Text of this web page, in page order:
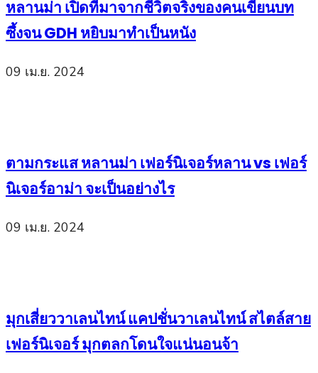
หลานม่า เปิดที่มาจากชีวิตจริงของคนเขียนบท
ซึ้งจน GDH หยิบมาทำเป็นหนัง
09 เม.ย. 2024
ตามกระแส หลานม่า เฟอร์นิเจอร์หลาน vs เฟอร์
นิเจอร์อาม่า จะเป็นอย่างไร
09 เม.ย. 2024
มุกเสี่ยววาเลนไทน์ แคปชั่นวาเลนไทน์ สไตล์สาย
เฟอร์นิเจอร์ มุกตลกโดนใจแน่นอนจ้า